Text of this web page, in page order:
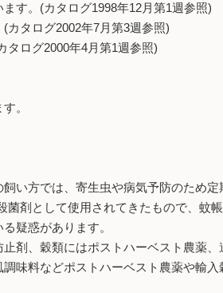
タログ1998年12月第1週参照)
タログ2002年7月第3週参照)
ログ2000年4月第1週参照)
。
い方では、寄生虫や病気予防のため
剤として使用されてきたもので、蚊
疑惑があります。
剤、穀類にはポストハーベスト農薬
味料などポストハーベスト農薬や輸入